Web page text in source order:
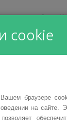
мы делаем?
cookie
Вашем браузере
на сайте.